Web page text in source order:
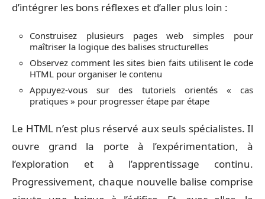
d’intégrer les bons réflexes et d’aller plus loin :
Construisez plusieurs pages web simples pour
maîtriser la logique des balises structurelles
Observez comment les sites bien faits utilisent le code
HTML pour organiser le contenu
Appuyez-vous sur des tutoriels orientés « cas
pratiques » pour progresser étape par étape
Le HTML n’est plus réservé aux seuls spécialistes. Il
ouvre grand la porte à l’expérimentation, à
l’exploration et à l’apprentissage continu.
Progressivement, chaque nouvelle balise comprise